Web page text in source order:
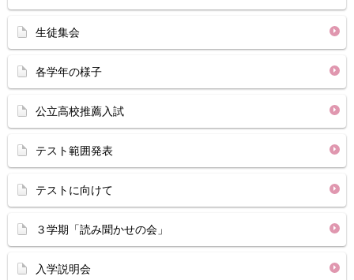
生徒集会
各学年の様子
公立高校推薦入試
テスト範囲発表
テストに向けて
３学期「読み聞かせの会」
入学説明会